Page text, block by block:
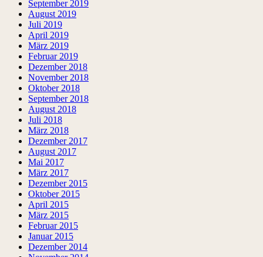
September 2019
August 2019
Juli 2019
April 2019
März 2019
Februar 2019
Dezember 2018
November 2018
Oktober 2018
September 2018
August 2018
Juli 2018
März 2018
Dezember 2017
August 2017
Mai 2017
März 2017
Dezember 2015
Oktober 2015
April 2015
März 2015
Februar 2015
Januar 2015
Dezember 2014